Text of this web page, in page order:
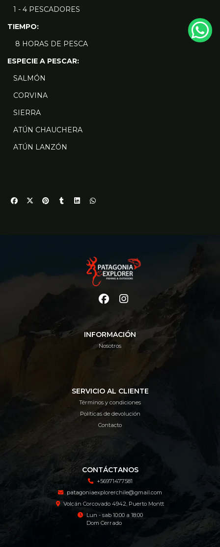
1 - 4 PESCADORES
TIEMPO:
8 HORAS DE PESCA
ESPECIE A PESCAR:
SALMÓN
CORVINA
SIERRA
ATÚN CHAUCHERA
ATÚN LANZÓN
INFORMACIÓN
Nosotros
SERVICIO AL CLIENTE
Términos y condiciones
Políticas de devolución
Contacto
CONTÁCTANOS
+56971477581
patagoniaexplorerchile@gmail.com
Volcán Corcovado 4942, Puerto Montt
Lun - sab 10:00 a 18:00
Dom Cerrado